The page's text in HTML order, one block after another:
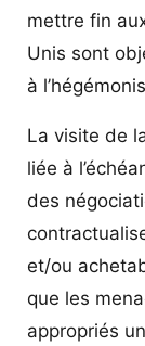
mettre fin
Unis sont
à
La visite de
liée à
des
et/ou
que les
appropriés